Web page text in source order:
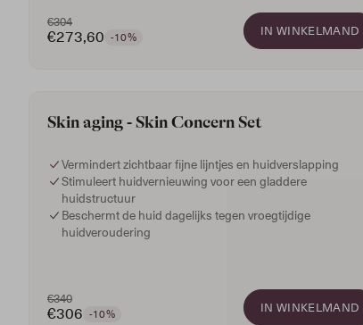
€304
€273,60 -10% IN WINKELMAND
Skin aging - Skin Concern Set
Vermindert zichtbaar fijne lijntjes en huidverslapping
Stimuleert huidvernieuwing voor een gladdere
huidstructuur
Beschermt de huid dagelijks tegen vroegtijdige
huidveroudering
€340
€306 -10% IN WINKELMAND